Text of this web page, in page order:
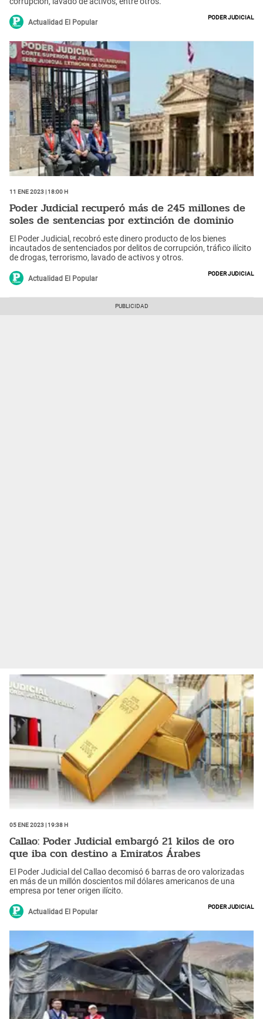
Actualidad El Popular
Poder Judicial
11 Ene 2023 | 18:00 h
Poder Judicial recuperó más de 245 millones de
soles de sentencias por extinción de dominio
El Poder Judicial, recobró este dinero producto de los bienes
incautados de sentenciados por delitos de corrupción, tráfico ilícito
de drogas, terrorismo, lavado de activos y otros.
Actualidad El Popular
Poder Judicial
05 Ene 2023 | 19:38 h
Callao: Poder Judicial embargó 21 kilos de oro
que iba con destino a Emiratos Árabes
El Poder Judicial del Callao decomisó 6 barras de oro valorizadas
en más de un millón doscientos mil dólares americanos de una
empresa por tener origen ilícito.
Actualidad El Popular
Poder Judicial